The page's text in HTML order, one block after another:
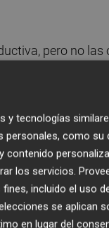
pero no las
de un artista
perito apunta
que revela
tecnologías
como su
los servicios.
incluido el uso
se aplican
en lugar del